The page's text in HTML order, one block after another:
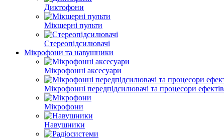
Диктофони
Мікшерні пульти
Стереопідсилювачі
Мікрофони та навушники
Мікрофонні аксесуари
Мікрофонні передпідсилювачі та процесори ефектів
Мікрофони
Навушники